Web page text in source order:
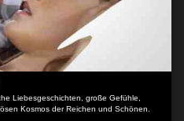
Liebesgeschichten, große Gefühle,
Kosmos der Reichen und Schönen.